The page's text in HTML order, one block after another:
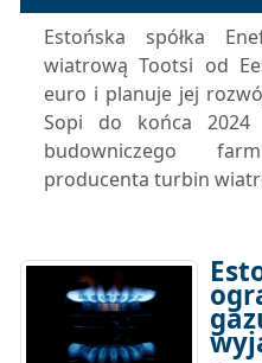
Estońska spółka
wiatrową Tootsi od
euro i planuje jej
Sopi do końca 2024
budowniczego
producenta turbin